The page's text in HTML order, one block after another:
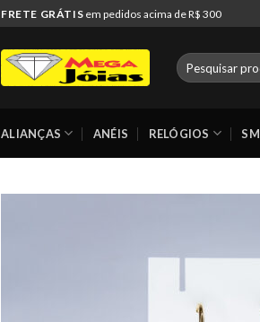
FRETE GRÁTIS em pedidos acima de R$ 300
Pesquisar
por:
ALIANÇAS ANÉIS RELÓGIOS